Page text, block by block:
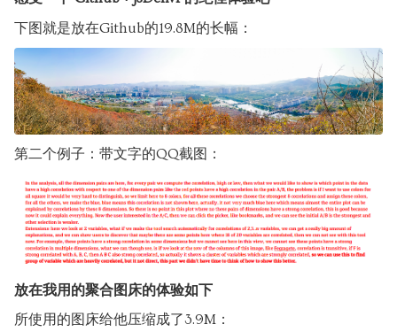
下图就是放在Github的19.8M的长幅：
第二个例子：带文字的QQ截图：
放在我用的聚合图床的体验如下
所使用的图床给他压缩成了3.9M：